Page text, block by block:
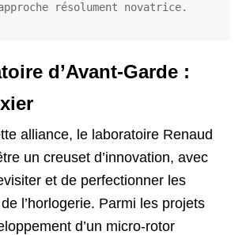
résolument novatrice.
d’Avant-Garde :
alliance, le laboratoire Renaud
un creuset d’innovation, avec
et de perfectionner les
l’horlogerie. Parmi les projets
d’un micro-rotor